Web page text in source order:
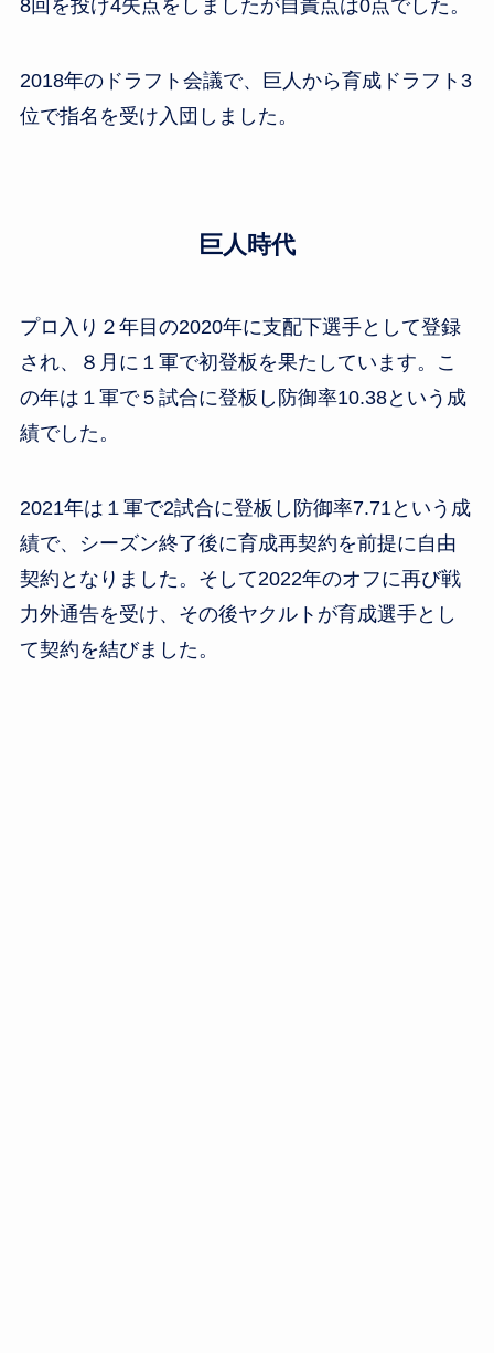
8回を投げ4失点をしましたが自責点は0点でした。
2018年のドラフト会議で、巨人から育成ドラフト3
位で指名を受け入団しました。
巨人時代
プロ入り２年目の2020年に支配下選手として登録
され、８月に１軍で初登板を果たしています。こ
の年は１軍で５試合に登板し防御率10.38という成
績でした。
2021年は１軍で2試合に登板し防御率7.71という成
績で、シーズン終了後に育成再契約を前提に自由
契約となりました。そして2022年のオフに再び戦
力外通告を受け、その後ヤクルトが育成選手とし
て契約を結びました。